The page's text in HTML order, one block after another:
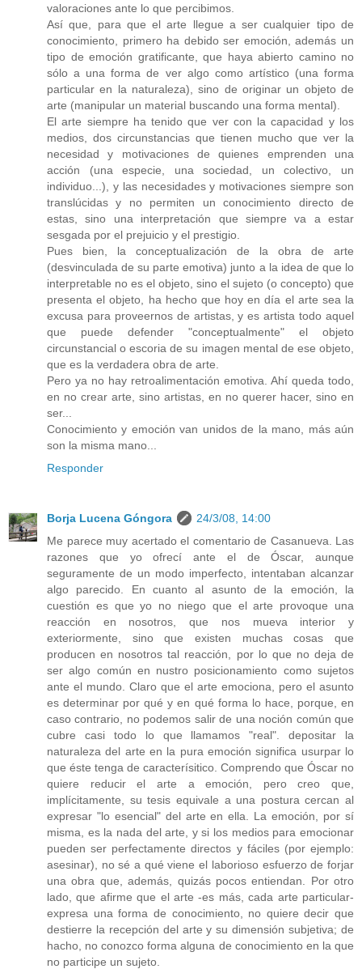
valoraciones ante lo que percibimos.
Así que, para que el arte llegue a ser cualquier tipo de
conocimiento, primero ha debido ser emoción, además un
tipo de emoción gratificante, que haya abierto camino no
sólo a una forma de ver algo como artístico (una forma
particular en la naturaleza), sino de originar un objeto de
arte (manipular un material buscando una forma mental).
El arte siempre ha tenido que ver con la capacidad y los
medios, dos circunstancias que tienen mucho que ver la
necesidad y motivaciones de quienes emprenden una
acción (una especie, una sociedad, un colectivo, un
individuo...), y las necesidades y motivaciones siempre son
translúcidas y no permiten un conocimiento directo de
estas, sino una interpretación que siempre va a estar
sesgada por el prejuicio y el prestigio.
Pues bien, la conceptualización de la obra de arte
(desvinculada de su parte emotiva) junto a la idea de que lo
interpretable no es el objeto, sino el sujeto (o concepto) que
presenta el objeto, ha hecho que hoy en día el arte sea la
excusa para proveernos de artistas, y es artista todo aquel
que puede defender "conceptualmente" el objeto
circunstancial o escoria de su imagen mental de ese objeto,
que es la verdadera obra de arte.
Pero ya no hay retroalimentación emotiva. Ahí queda todo,
en no crear arte, sino artistas, en no querer hacer, sino en
ser...
Conocimiento y emoción van unidos de la mano, más aún
son la misma mano...
Responder
Borja Lucena Góngora
24/3/08, 14:00
Me parece muy acertado el comentario de Casanueva. Las
razones que yo ofrecí ante el de Óscar, aunque
seguramente de un modo imperfecto, intentaban alcanzar
algo parecido. En cuanto al asunto de la emoción, la
cuestión es que yo no niego que el arte provoque una
reacción en nosotros, que nos mueva interior y
exteriormente, sino que existen muchas cosas que
producen en nosotros tal reacción, por lo que no deja de
ser algo común en nustro posicionamiento como sujetos
ante el mundo. Claro que el arte emociona, pero el asunto
es determinar por qué y en qué forma lo hace, porque, en
caso contrario, no podemos salir de una noción común que
cubre casi todo lo que llamamos "real". depositar la
naturaleza del arte en la pura emoción significa usurpar lo
que éste tenga de caracterísitico. Comprendo que Óscar no
quiere reducir el arte a emoción, pero creo que,
implícitamente, su tesis equivale a una postura cercan al
expresar "lo esencial" del arte en ella. La emoción, por sí
misma, es la nada del arte, y si los medios para emocionar
pueden ser perfectamente directos y fáciles (por ejemplo:
asesinar), no sé a qué viene el laborioso esfuerzo de forjar
una obra que, además, quizás pocos entiendan. Por otro
lado, que afirme que el arte -es más, cada arte particular-
expresa una forma de conocimiento, no quiere decir que
destierre la recepción del arte y su dimensión subjetiva; de
hacho, no conozco forma alguna de conocimiento en la que
no participe un sujeto.